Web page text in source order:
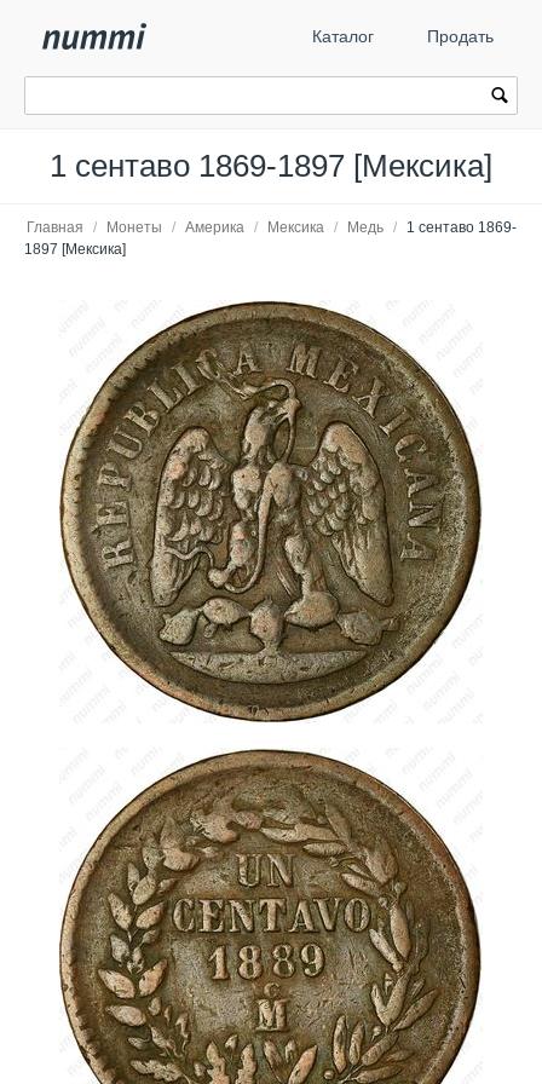
Каталог Продать
1 сентаво 1869-1897 [Мексика]
Главная / Монеты / Америка / Мексика / Медь /
1 сентаво 1869-
1897 [Мексика]